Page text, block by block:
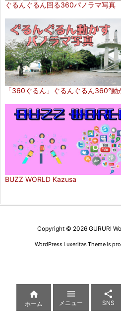
ぐるんぐるん回る360パノラマ写真
「360ぐるん」ぐるんぐるん360°
BUZZ WORLD Kazusa
Copyright © 2026 GURURI
WordPress Luxeritas Theme is

ホーム

メニュー

SNS